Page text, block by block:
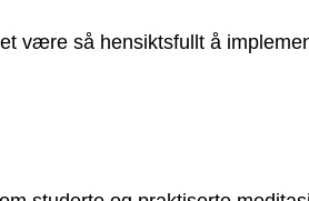
være så hensiktsfullt å